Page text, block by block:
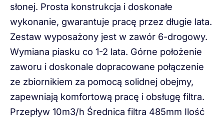
słonej. Prosta konstrukcja i doskonałe
wykonanie, gwarantuje pracę przez długie lata.
Zestaw wyposażony jest w zawór 6-drogowy.
Wymiana piasku co 1-2 lata. Górne położenie
zaworu i doskonale dopracowane połączenie
ze zbiornikiem za pomocą solidnej obejmy,
zapewniają komfortową pracę i obsługę filtra.
Przepływ 10m3/h Średnica filtra 485mm Ilość